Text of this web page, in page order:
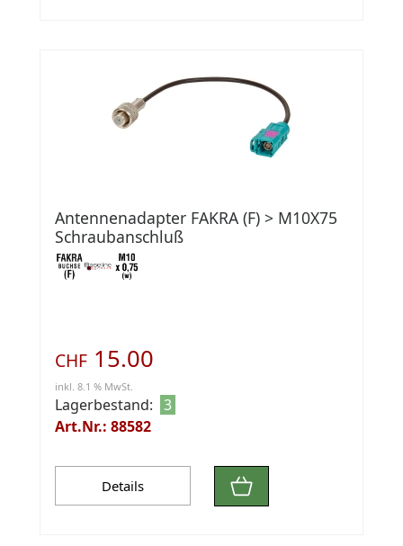
Antennenadapter FAKRA (F) > M10X75
Schraubanschluß
CHF 15.00
inkl. 8.1 % MwSt.
Lagerbestand: 3
Art.Nr.: 88582
Details